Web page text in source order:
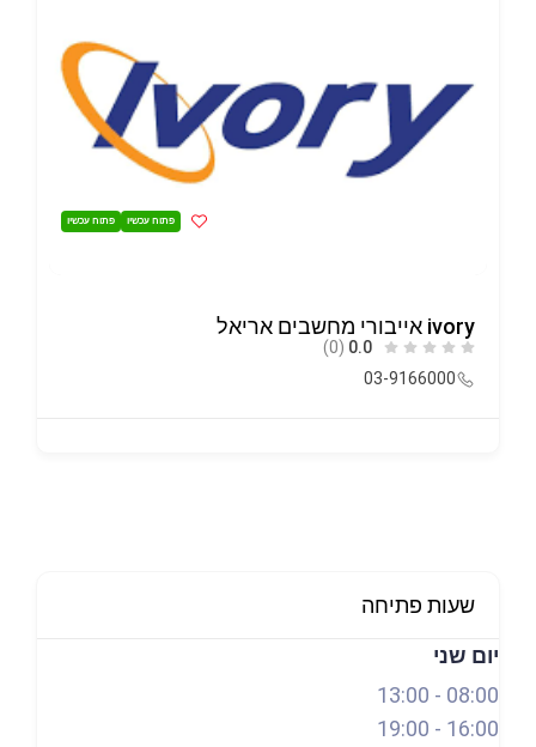
פתוח עכשיו פתוח עכשיו
ivory אייבורי מחשבים אריאל
0.0
(0)
03-9166000
שעות פתיחה
יום שני
08:00
-
13:00
16:00
-
19:00